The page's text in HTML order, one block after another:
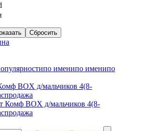
по именипо именипо
BOX д/мальчиков 4(8-